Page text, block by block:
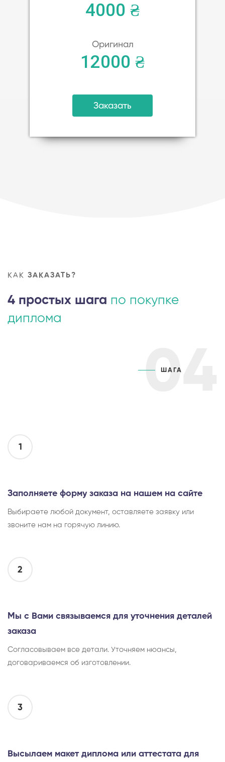
4000 ₴
Оригинал
12000 ₴
Заказать
КАК ЗАКАЗАТЬ?
4 простых шага по покупке
диплома
04
ШАГА
1
Заполняете форму заказа на нашем на сайте
Выбираете любой документ, оставляете заявку или
звоните нам на горячую линию.
2
Мы с Вами связываемся для уточнения деталей
заказа
Согласовываем все детали. Уточняем нюансы,
договариваемся об изготовлении.
3
Высылаем макет диплома или аттестата для